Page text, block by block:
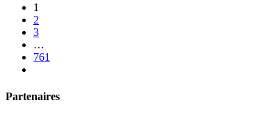
1
2
3
…
761
Partenaires